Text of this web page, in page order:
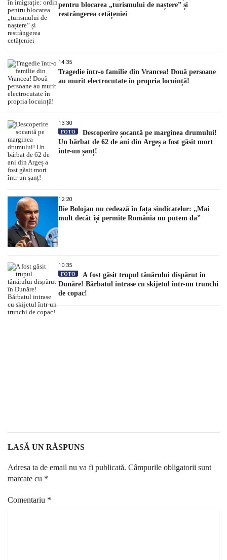
pentru blocarea „turismului de naștere” și
restrângerea cetățeniei
14:35
Tragedie într-o familie din Vrancea! Două persoane
au murit electrocutate în propria locuință!
13:30
FOTO
Descoperire șocantă pe marginea drumului!
Un bărbat de 62 de ani din Argeș a fost găsit mort
într-un șanț!
12:20
Ilie Bolojan nu cedează în fața sindicatelor: „Mai
mult decât își permite România nu putem da”
10:35
FOTO
A fost găsit trupul tânărului dispărut în
Dunăre! Bărbatul intrase cu skijetul într-un trunchi
de copac!
LASĂ UN RĂSPUNS
Adresa ta de email nu va fi publicată. Câmpurile obligatorii sunt
marcate cu *
Comentariu *